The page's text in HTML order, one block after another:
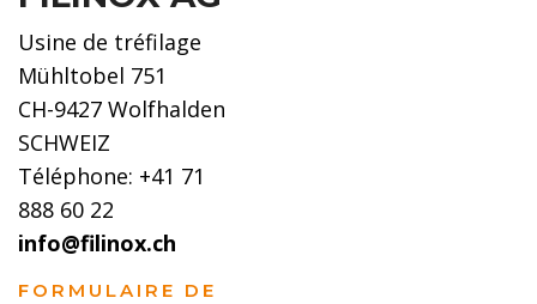
Usine de tréfilage
Mühltobel 751
CH-9427 Wolfhalden
SCHWEIZ
Téléphone: +41 71
888 60 22
info@filinox.ch
FORMULAIRE DE